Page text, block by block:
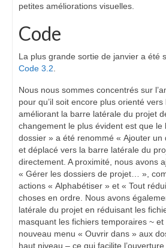
petites améliorations visuelles.
Code
La plus grande sortie de janvier a été
Code 3.2
Nous nous sommes concentrés sur
pour qu’il soit encore plus orienté
améliorant la barre latérale du projet
changement le plus évident est que le
dossier » a été renommé « Ajouter
et déplacé vers la barre latérale du
directement. A proximité, nous avons
« Gérer les dossiers de projet… »,
actions « Alphabétiser » et « Tout
choses en ordre. Nous avons
latérale du projet en réduisant les
masquant les fichiers temporaires ~
nouveau menu « Ouvrir dans » aux
haut niveau – ce qui facilite